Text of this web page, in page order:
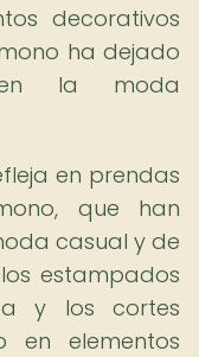
decorativos
ha dejado
la moda
en prendas
que han
casual y de
estampados
y los cortes
en elementos